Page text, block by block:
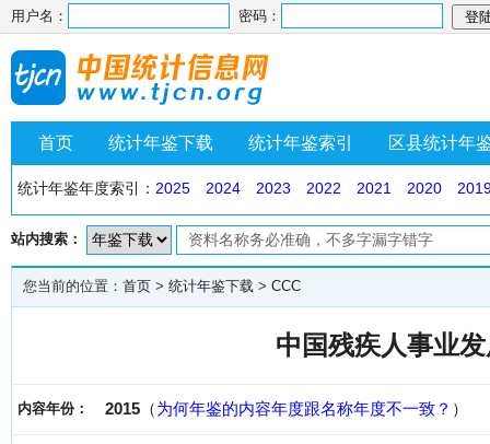
用户名： 密码：
首页 统计年鉴下载 统计年鉴索引 区县统计年
统计年鉴年度索引： 2025 2024 2023 2022 2021 2020
站内搜索：
您当前的位置： 首页 > 统计年鉴下载 > CCC
中国残疾人事业
内容年份： 2015 （为何年鉴的内容年度跟名称年度不一致？ ）